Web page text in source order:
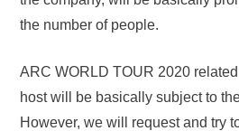
the number of people.
ARC WORLD TOUR 2020
host will be basically subject to
However, we will request and try